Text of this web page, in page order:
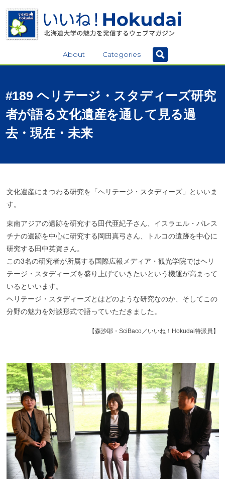
About Categories
#189 ヘリテージ ・ スタディーズ研究
者が語る文化遺産を通して 見る過
去・現在・ 未来
文化遺産にまつわる研究を「ヘリテージ・スタディーズ」といいま
す。
東南アジアの遺跡を研究する田代亜紀子さん、イスラエル・パレス
チナの遺跡を中心に研究する岡田真弓さん、トルコの遺跡を中心に
研究する田中英資さん。
この3名の研究者が所属する国際広報メディア・観光学院ではヘリ
テージ・スタディーズを盛り上げていきたいという機運が高まって
いるといいます。
ヘリテージ・スタディーズとはどのような研究なのか、そしてこの
分野の魅力を対談形式で語っていただきました。
【森沙耶・SciBaco／いいね！Hokudai特派員】